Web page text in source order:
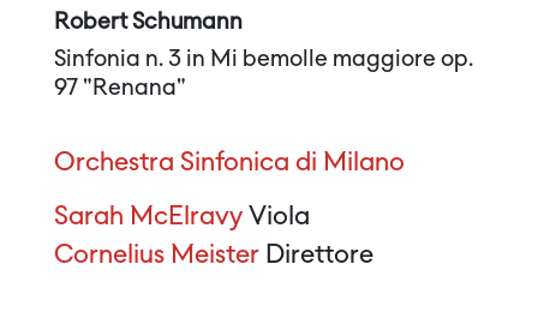
Robert Schumann
Sinfonia n. 3 in Mi bemolle maggiore op.
97 "Renana"
Orchestra Sinfonica di Milano
Sarah McElravy Viola
Cornelius Meister Direttore